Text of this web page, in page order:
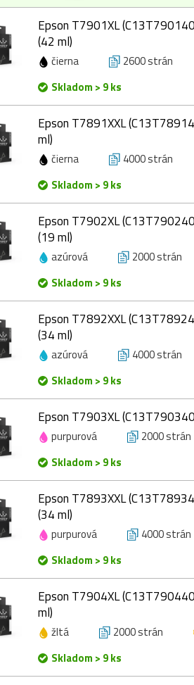
Epson T7901XL
(42 ml)
čierna 2600 strán
Skladom > 9 ks
Epson T7891XXL
ml)
čierna 4000 strán
Skladom > 9 ks
Epson T7902XL
(19 ml)
azúrová 2000 strán
Skladom > 9 ks
Epson T7892XXL
(34 ml)
azúrová 4000 strán
Skladom > 9 ks
Epson T7903XL
purpurová 2000 strán
Skladom > 9 ks
Epson T7893XXL
(34 ml)
purpurová 4000 strán
Skladom > 9 ks
Epson T7904XL
ml)
žltá 2000 strán
Skladom > 9 ks